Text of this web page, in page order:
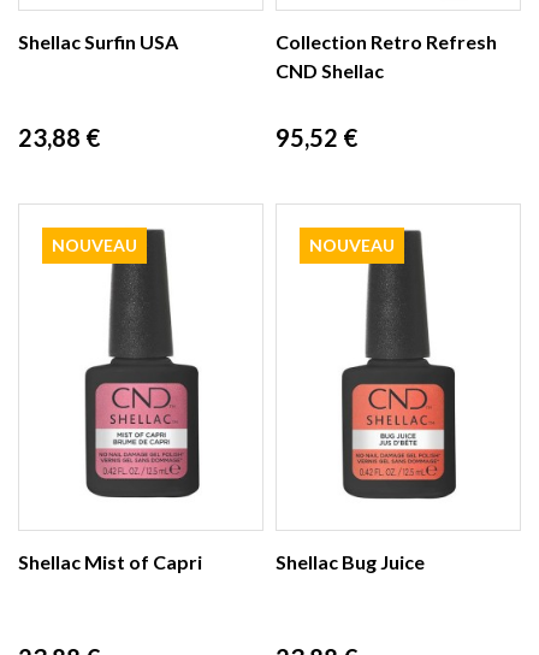
Shellac Surfin USA
Prix
23,88 €
Collection Retro Refresh
CND Shellac
Prix
95,52 €
Shellac Mist of Capri
NOUVEAU
Shellac Bug Juice
NOUVEAU